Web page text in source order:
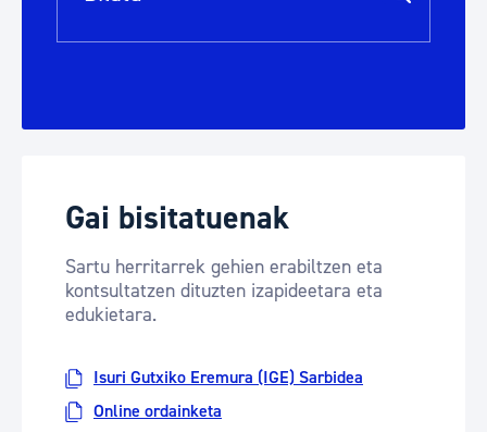
Gai bisitatuenak
Sartu herritarrek gehien erabiltzen eta
kontsultatzen dituzten izapideetara eta
edukietara.
Isuri Gutxiko Eremura (IGE) Sarbidea
Online ordainketa